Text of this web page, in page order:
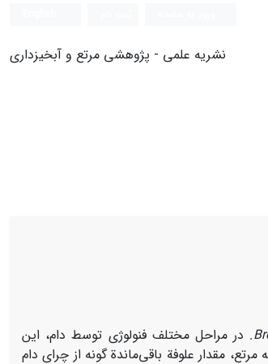
نشریه علمی - پژوهشی مرتع و آبخیزداری
. در مراحل مختلف فنولوژی توسط دام، این
مقدار علوفة باقی‌ماندة گونه از چرای دام